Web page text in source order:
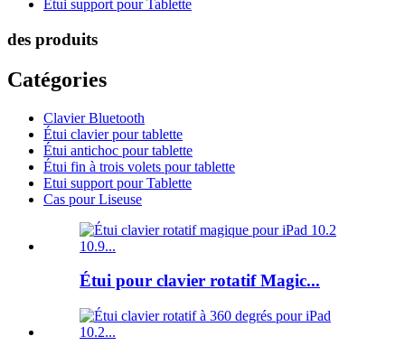
Etui support pour Tablette
des produits
Catégories
Clavier Bluetooth
Étui clavier pour tablette
Étui antichoc pour tablette
Étui fin à trois volets pour tablette
Etui support pour Tablette
Cas pour Liseuse
Étui pour clavier rotatif Magic...